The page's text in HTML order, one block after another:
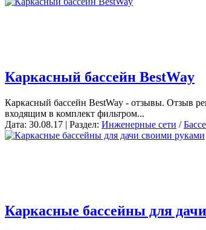
Каркасный бассейн BestWay
Каркасный бассейн BestWay - отзывы. Отзыв
входящим в комплект фильтром...
Дата: 30.08.17 | Раздел: Инженерные сети /
Каркасные бассейны для